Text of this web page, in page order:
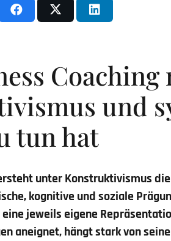
und
tun hat
unter Konstruktivismus
kognitive und soziale
jeweils eigene
aneignet, hängt stark von